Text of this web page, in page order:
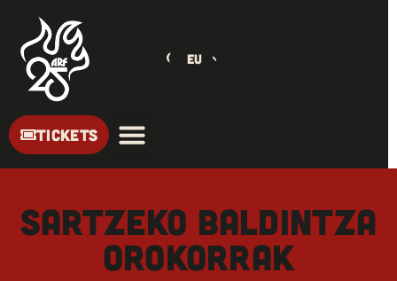
EU
TICKETS
SARTZEKO BALDINTZA
OROKORRAK